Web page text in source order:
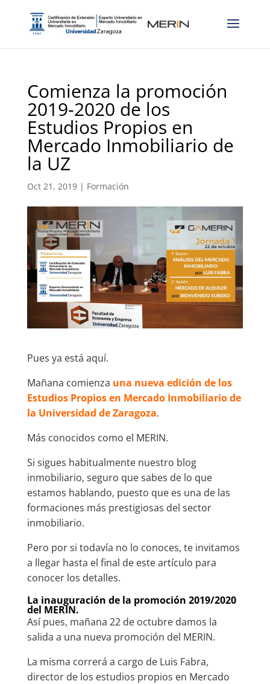
Comienza la promoción
2019-2020 de los
Estudios Propios en
Mercado Inmobiliario de
la UZ
Oct 21, 2019| Formación
Pues ya está aquí.
Mañana comienza una nueva edición de los
Estudios Propios en Mercado Inmobiliario de
la Universidad de Zaragoza.
Más conocidos como el MERIN.
Si sigues habitualmente nuestro blog
inmobiliario, seguro que sabes de lo que
estamos hablando, puesto que es una de las
formaciones más prestigiosas del sector
inmobiliario.
Pero por si todavía no lo conoces, te invitamos
a llegar hasta el final de este artículo para
conocer los detalles.
La inauguración de la promoción 2019/2020
del MERIN.
Así pues, mañana 22 de octubre damos la
salida a una nueva promoción del MERIN.
La misma correrá a cargo de Luis Fabra,
director de los estudios propios en Mercado